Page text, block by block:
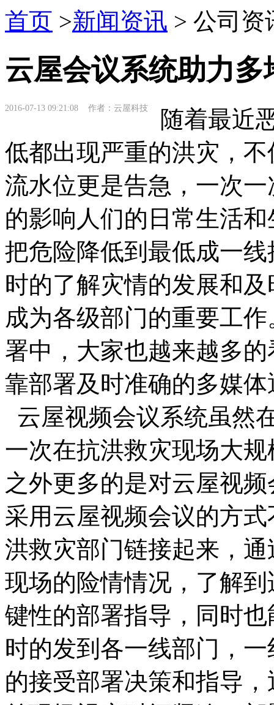
首页 >新闻资讯 > 公司资
云屋会议系统助力
2016-07-13 09:21:08 作者：云屋科技
随着最近
低都出现严重的洪灾，
流水位更是告急，一次
的影响人们的日常生活
把危险降低到最低成一
时的了解灾情的发展和
成为各级部门的重要工
署中，大家也越来越多
靠部署及时准确的多媒
云屋视频会议系统虽然
一次在抗洪救灾现场大
之外更多的是对云屋视
采用云屋视频会议的方
洪救灾部门链接起来，
现场的险情情况，了解
键性的部署指导，同时
时的发到各一线部门，
的接受部署决策和指导